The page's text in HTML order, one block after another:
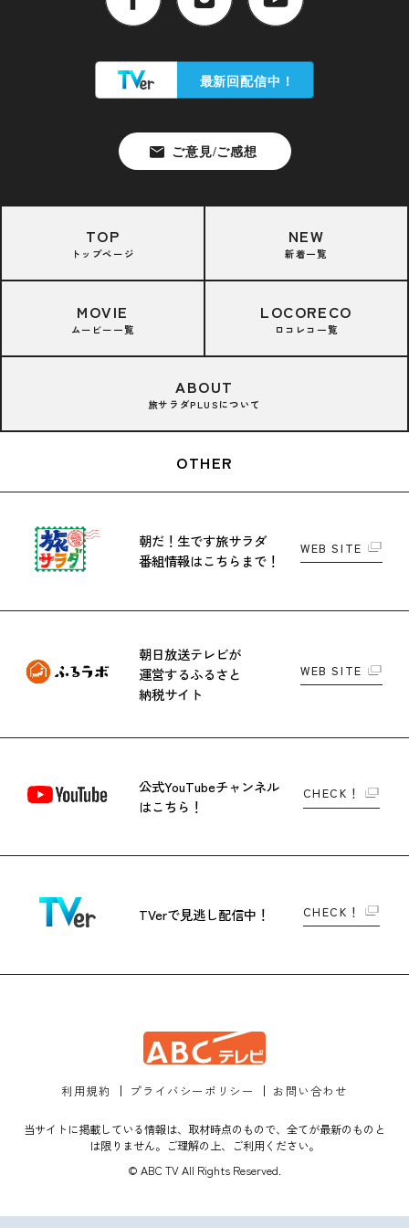
TOP
トップページ
NEW
新着一覧
MOVIE
ムービー一覧
LOCORECO
ロコレコ一覧
ABOUT
旅サラダPLUSについて
OTHER
朝だ！生です旅サラダ
番組情報はこちらまで！
WEB SITE
朝日放送テレビが
運営するふるさと
納税サイト
WEB SITE
公式YouTubeチャンネル
はこちら！
CHECK！
TVerで見逃し配信中！ CHECK！
利用規約 プライバシーポリシー お問い合わせ
当サイトに掲載している情報は、取材時点のもので、全てが最新のものと
は限りません。ご理解の上、ご利用ください。
© ABC TV All Rights Reserved.